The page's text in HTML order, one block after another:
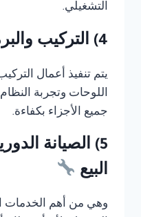
التشغيلي.
4) التركيب والبرمجة
يتم تنفيذ أعمال
اللوحات وتجربة
جميع الأجزاء بكفاءة.
5) الصيانة
البيع
وهي من أهم الخدمات